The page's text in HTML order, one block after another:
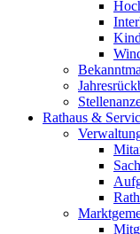
Rathaus &